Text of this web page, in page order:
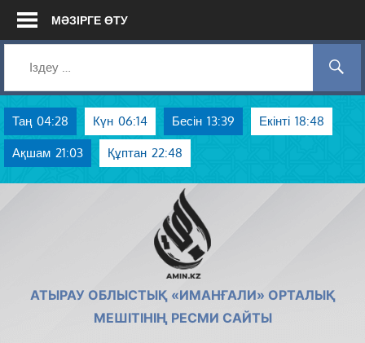
Skip
МӘЗІРГЕ ӨТУ
Таң 04:28 Күн 06:14 Бесін 13:39 Екінті 18:48
Ақшам 21:03 Құптан 22:48
АТЫРАУ ОБЛЫСТЫҚ «ИМАНҒАЛИ» ОРТАЛЫҚ
МЕШІТІНІҢ РЕСМИ САЙТЫ